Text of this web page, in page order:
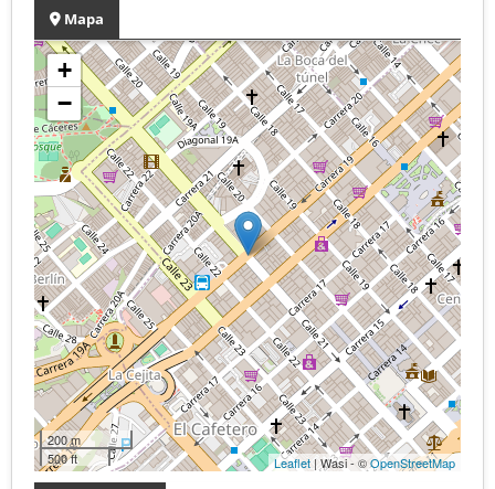
Mapa
+
−
200 m
500 ft
Leaflet | Wasi - ©OpenStreetMap